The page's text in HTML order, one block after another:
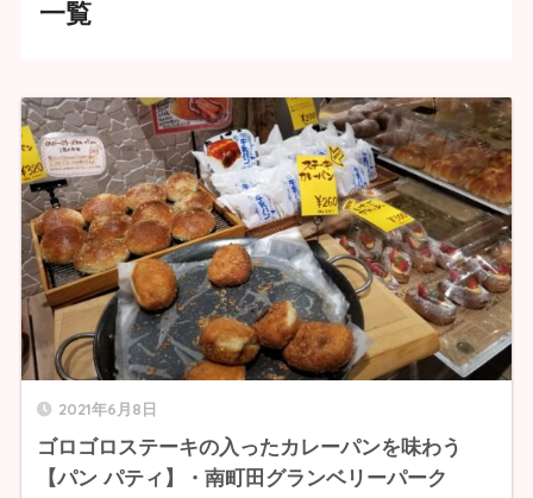
一覧
2021年6月8日
ゴロゴロステーキの入ったカレーパンを味わう
【パン パティ】・南町田グランベリーパーク